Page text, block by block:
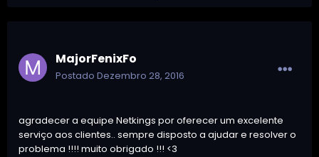
MajorFenixFo
Postado Dezembro 28, 2016
agradecer a equipe Netkings por oferecer um excelente
serviço aos clientes.. sempre disposto a ajudar e resolver o
problema !!!! muito obrigado !!! <3